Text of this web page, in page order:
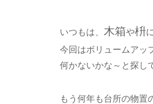
いつもは、 木箱や枡
今回はボリュームアッ
何かないかな～と探し
もう何年も台所の物置